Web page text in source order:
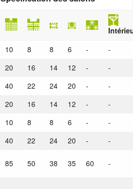
10 8 8 6 -
-
20 16 14 12 -
-
40 22 24 20 -
-
20 16 14 12 -
-
10 8 8 6 -
-
40 22 24 20 -
-
85 50 38 35 60 -